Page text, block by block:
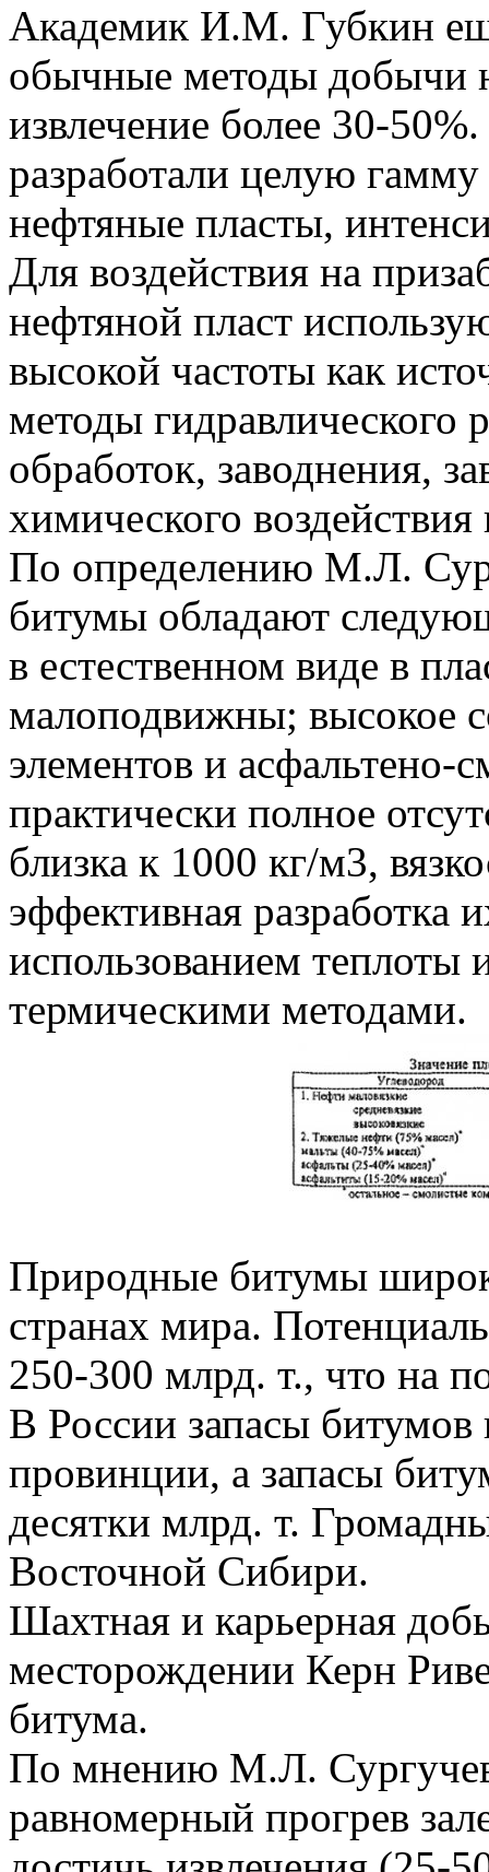
Академик И.М. Губкин
обычные методы добычи
извлечение более 30-
разработали целую
нефтяные пласты,
Для воздействия на
нефтяной пласт
высокой частоты как
методы гидравлического
обработок, заводнения,
химического воздействия
По определению М.Л.
битумы обладают
в естественном виде в
малоподвижны; высокое
элементов и асфальтено-
практически полное
близка к 1000 кг/м3,
эффективная разработка
использованием теплоты
термическими методами.
Природные битумы
странах мира.
250-300 млрд. т., что на
В России запасы
провинции, а запасы
десятки млрд. т.
Восточной Сибири.
Шахтная и карьерная
месторождении Керн
битума.
По мнению М.Л.
равномерный прогрев